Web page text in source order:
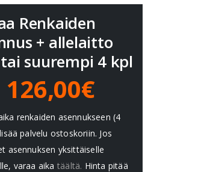
Renkaiden
+ allelaitto
suurempi 4 kpl
126,00€
renkaiden asennukseen (4
palvelu ostoskoriin. Jos
asennuksen yksittäiselle
varaa aika täältä. Hinta pitää